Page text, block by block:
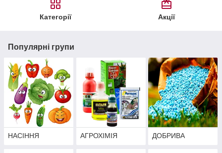
Категорії Акції
Популярні групи
НАСІННЯ АГРОХІМІЯ ДОБРИВА